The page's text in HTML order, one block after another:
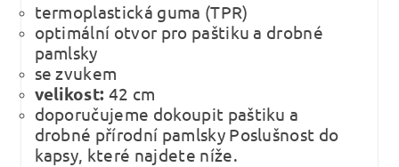
termoplastická guma (TPR)
optimální otvor pro paštiku a drobné
pamlsky
se zvukem
velikost: 42 cm
doporučujeme dokoupit paštiku a
drobné přírodní pamlsky Poslušnost do
kapsy, které najdete níže.